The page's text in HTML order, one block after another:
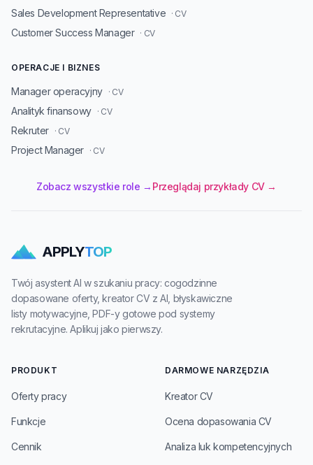
Sales Development Representative · CV
Customer Success Manager · CV
OPERACJE I BIZNES
Manager operacyjny · CV
Analityk finansowy · CV
Rekruter · CV
Project Manager · CV
Zobacz wszystkie role → Przeglądaj przykłady CV →
APPLYTOP
Twój asystent AI w szukaniu pracy: cogodzinne
dopasowane oferty, kreator CV z AI, błyskawiczne
listy motywacyjne, PDF-y gotowe pod systemy
rekrutacyjne. Aplikuj jako pierwszy.
PRODUKT
Oferty pracy
Funkcje
Cennik
DARMOWE NARZĘDZIA
Kreator CV
Ocena dopasowania CV
Analiza luk kompetencyjnych